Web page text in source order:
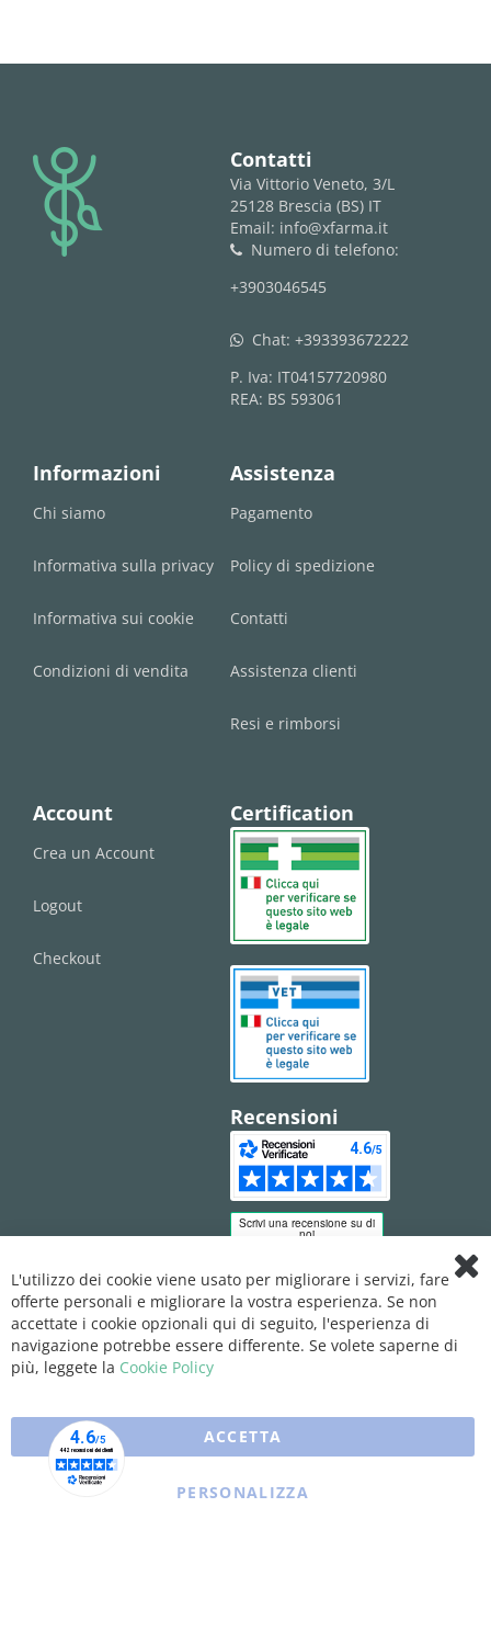
logo Contatti
Via Vittorio Veneto, 3/L
25128 Brescia (BS) IT
Email: info@xfarma.it
phone
Numero di telefono:
+3903046545
whatsapp Chat: +393393672222
P. Iva: IT04157720980
REA: BS 593061
Informazioni
Chi siamo
Informativa sulla privacy
Informativa sui cookie
Condizioni di vendita
Assistenza
Pagamento
Policy di spedizione
Contatti
Assistenza clienti
Resi e rimborsi
Account
Crea un Account
Logout
Checkout
Certification
Recensioni
L'utilizzo dei cookie viene usato per migliorare i servizi, fare
offerte personali e migliorare la vostra esperienza. Se non
accettate i cookie opzionali qui di seguito, l'esperienza di
navigazione potrebbe essere differente. Se volete saperne di
più, leggete la Cookie Policy
ACCETTA
PERSONALIZZA